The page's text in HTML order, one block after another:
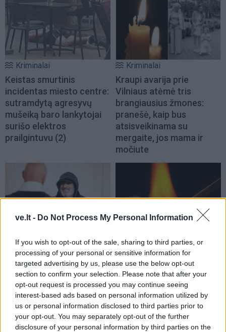
ve.lt - Do Not Process My Personal Information
If you wish to opt-out of the sale, sharing to third parties, or
processing of your personal or sensitive information for
targeted advertising by us, please use the below opt-out
section to confirm your selection. Please note that after your
opt-out request is processed you may continue seeing
interest-based ads based on personal information utilized by
us or personal information disclosed to third parties prior to
your opt-out. You may separately opt-out of the further
disclosure of your personal information by third parties on the
Kriminalai
Keistas smurtinis
incidentas miesto centre:
sutramdytą agresyvų
mušeiką baro lankytojai
surišo elektros
prailgintuvu (2)
Kriminalai
Kraupi avarija prie
Vilniaus atėmė tris
brangiausius žmones:
pranešė, kaip bus
atsisveikinama su
mergaite, jos mama ir
močiute
Terorizmu kaltinamas
Eldaras Salmanovas
teisme pareiškė esąs
pacisfistas ir mylintis
taiką
Padegėjas į kiemą tyliai
įsliūkino naktį: tamsą
nušvietė pastatą apėmusi
liepsna(1)